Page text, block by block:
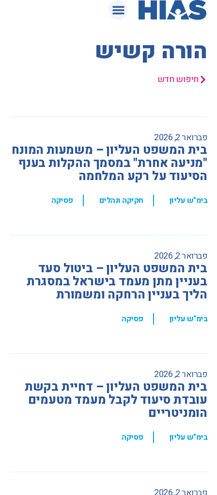
הורה קשיש
חיפוש חדש
פברואר 2, 2026
בית המשפט העליון – משמעות המונח
"מניעה אחרת" במסמך ההקלות בענף
הסיעוד על רקע המלחמה
בימ"ש עליון , חקיקה ונהלים , פסיקה
פברואר 2, 2026
בית המשפט העליון – ביטול סעד
בעניין מתן מעמד בישראל במסגרת
הליך בעניין הרחקה ומשמורת
בימ"ש עליון , פסיקה
פברואר 2, 2026
בית המשפט העליון – דחיית בקשת
עובדת סיעוד לקבל מעמד מטעמים
הומניטריים
בימ"ש עליון , פסיקה